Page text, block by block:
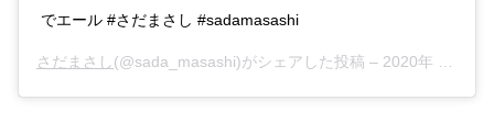
でエール #さだまさし #sadamasashi
さだまさし(@sada_masashi)がシェアした投稿 – 2020年 8月月8日午前3時13分PDT